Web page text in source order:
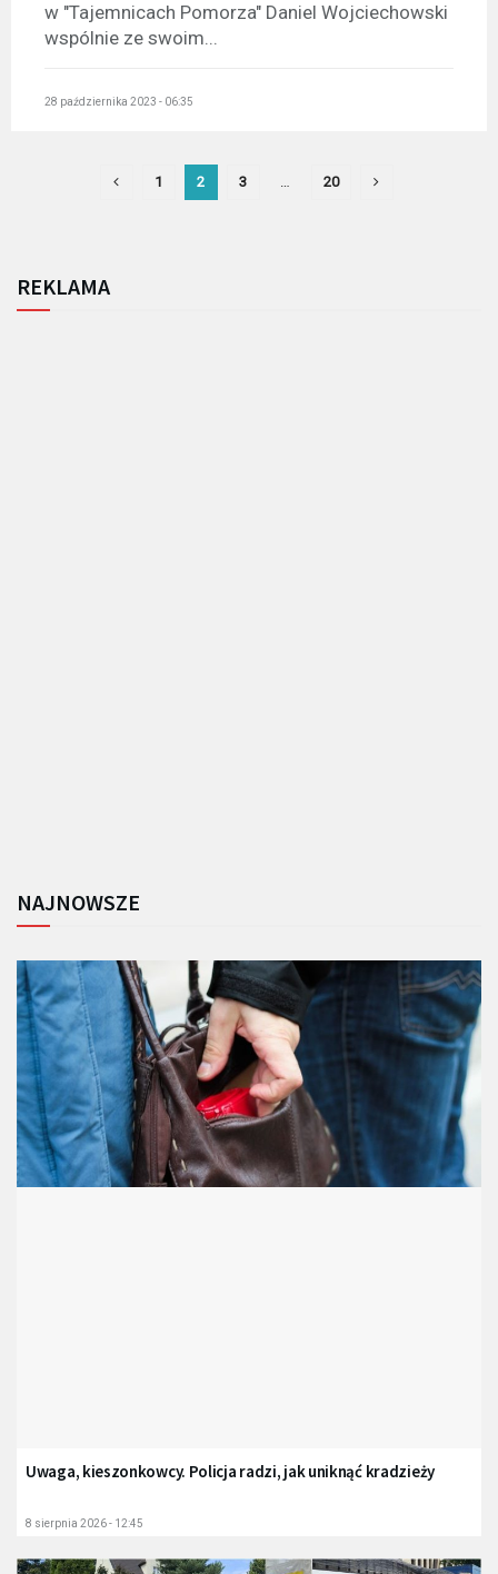
w "Tajemnicach Pomorza" Daniel Wojciechowski
wspólnie ze swoim...
28 października 2023 - 06:35
1 2 3 20
REKLAMA
NAJNOWSZE
Uwaga, kieszonkowcy. Policja radzi, jak uniknąć kradzieży
8 sierpnia 2026 - 12:45